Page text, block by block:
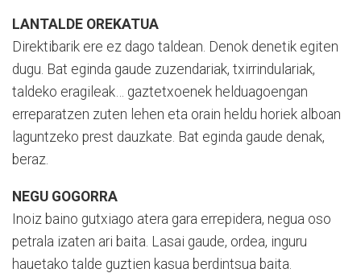
LANTALDE OREKATUA
Direktibarik ere ez dago taldean. Denok denetik egiten
dugu. Bat eginda gaude zuzendariak, txirrindulariak,
taldeko eragileak… gaztetxoenek helduagoengan
erreparatzen zuten lehen eta orain heldu horiek alboan
laguntzeko prest dauzkate. Bat eginda gaude denak,
beraz.
NEGU GOGORRA
Inoiz baino gutxiago atera gara errepidera, negua oso
petrala izaten ari baita. Lasai gaude, ordea, inguru
hauetako talde guztien kasua berdintsua baita.